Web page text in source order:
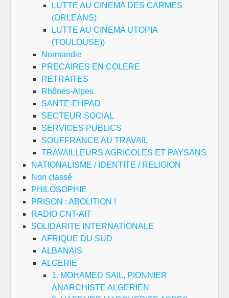
LUTTE AU CINEMA DES CARMES
(ORLEANS)
LUTTE AU CINEMA UTOPIA
(TOULOUSE))
Normandie
PRECAIRES EN COLERE
RETRAITES
Rhônes-Alpes
SANTE-EHPAD
SECTEUR SOCIAL
SERVICES PUBLICS
SOUFFRANCE AU TRAVAIL
TRAVAILLEURS AGRICOLES ET PAYSANS
NATIONALISME / IDENTITE / RELIGION
Non classé
PHILOSOPHIE
PRISON : ABOLITION !
RADIO CNT-AIT
SOLIDARITE INTERNATIONALE
AFRIQUE DU SUD
ALBANAIS
ALGERIE
1. MOHAMED SAIL, PIONNIER
ANARCHISTE ALGERIEN